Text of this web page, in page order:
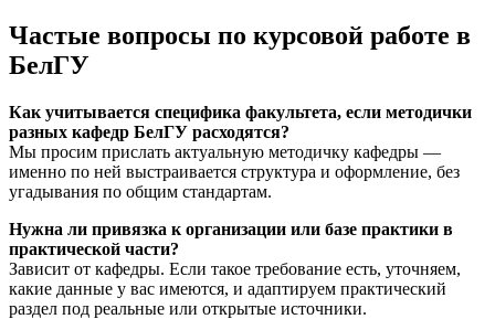
Частые вопросы по курсовой работе в
БелГУ
Как учитывается специфика факультета, если методички
разных кафедр БелГУ расходятся?
Мы просим прислать актуальную методичку кафедры —
именно по ней выстраивается структура и оформление, без
угадывания по общим стандартам.
Нужна ли привязка к организации или базе практики в
практической части?
Зависит от кафедры. Если такое требование есть, уточняем,
какие данные у вас имеются, и адаптируем практический
раздел под реальные или открытые источники.